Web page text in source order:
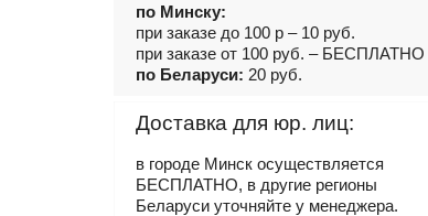
по Минску:
при заказе до 100 р – 10 руб.
при заказе от 100 руб. – БЕСПЛАТНО
по Беларуси: 20 руб.
Доставка для юр. лиц:
в городе Минск осуществляется
БЕСПЛАТНО, в другие регионы
Беларуси уточняйте у менеджера.